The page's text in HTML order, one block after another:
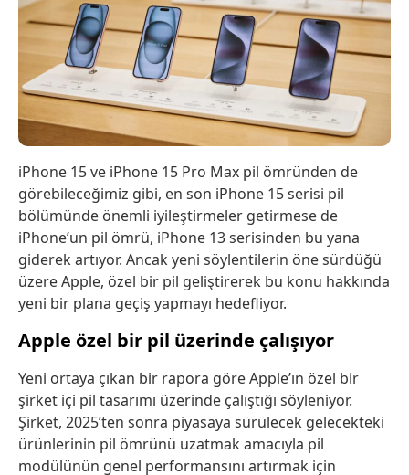
iPhone 15 ve iPhone 15 Pro Max pil ömründen de
görebileceğimiz gibi, en son iPhone 15 serisi pil
bölümünde önemli iyileştirmeler getirmese de
iPhone’un pil ömrü, iPhone 13 serisinden bu yana
giderek artıyor. Ancak yeni söylentilerin öne sürdüğü
üzere Apple, özel bir pil geliştirerek bu konu hakkında
yeni bir plana geçiş yapmayı hedefliyor.
Apple özel bir pil üzerinde çalışıyor
Yeni ortaya çıkan bir rapora göre Apple’ın özel bir
şirket içi pil tasarımı üzerinde çalıştığı söyleniyor.
Şirket, 2025’ten sonra piyasaya sürülecek gelecekteki
ürünlerinin pil ömrünü uzatmak amacıyla pil
modülünün genel performansını artırmak için